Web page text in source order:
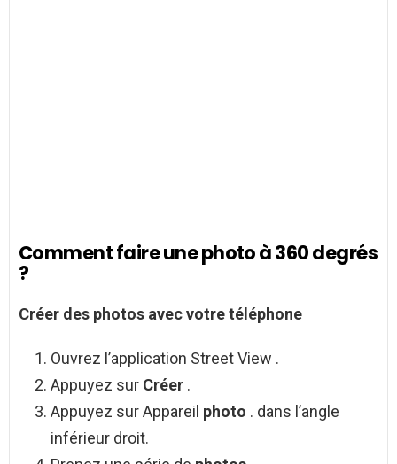
Comment faire une photo à 360 degrés
?
Créer des photos avec votre téléphone
Ouvrez l’application Street View .
Appuyez sur Créer .
Appuyez sur Appareil photo . dans l’angle
inférieur droit.